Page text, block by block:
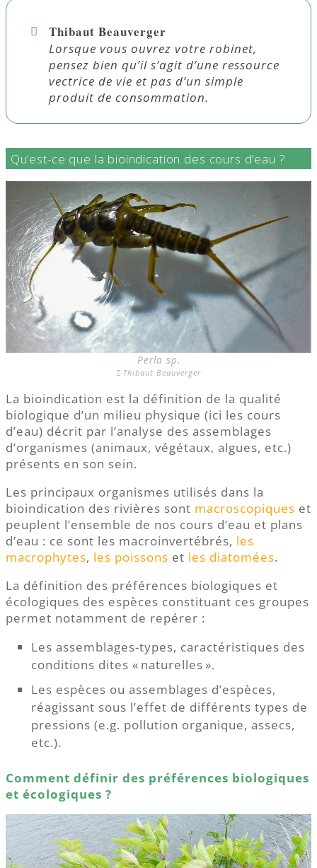
Thibaut Beauverger
Lorsque vous ouvrez votre robinet,
pensez bien qu’il s’agit d’une ressource
vectrice de vie et pas d’un simple
produit de consommation.
Qu’est-ce que la bioindication des cours d’eau ?
Perla sp.
Thibaut Beauverger
La bioindication est la définition de la qualité
biologique d’un milieu physique (ici les cours
d’eau) décrit par l’analyse des assemblages
d’organismes (animaux, végétaux, algues, etc.)
présents en son sein.
Les principaux organismes utilisés dans la
bioindication des rivières sont macroscopiques et
peuplent l’ensemble de nos cours d’eau et plans
d’eau : ce sont les macroinvertébrés, les
macrophytes, les poissons et les diatomées.
La définition des préférences biologiques et
écologiques des espèces constituant ces groupes
permet notamment de repérer :
Les assemblages-types, caractéristiques des
conditions dites « naturelles ».
Les espèces ou assemblages d’espèces,
réagissant sous l’effet de différents types de
pressions (e.g. pollution organique, assecs,
etc.).
Comment définir des préférences biologiques
et écologiques ?